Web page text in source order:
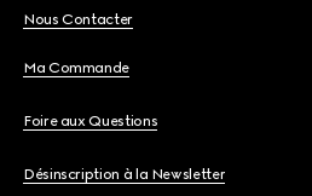
Nous Contacter
Ma Commande
Foire aux Questions
Désinscription à la Newsletter